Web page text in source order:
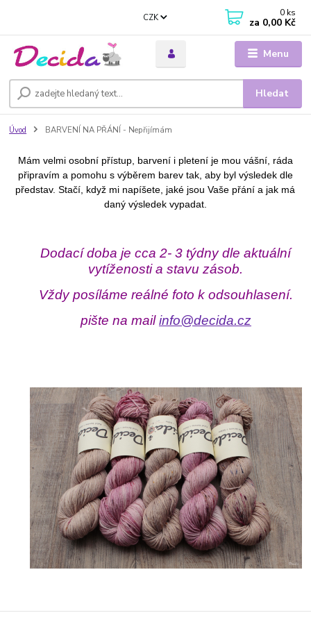
Menu
CZK
Hledat
0 ks
za 0,00 Kč
Úvod BARVENÍ NA PŘÁNÍ - Nepřijímám
Mám velmi osobní přístup, barvení i pletení je mou vášní, ráda
připravím a pomohu s výběrem barev tak, aby byl výsledek dle
představ. Stačí, když mi napíšete, jaké jsou Vaše přání a jak má
daný výsledek vypadat.
Dodací doba je cca 2- 3 týdny dle aktuální
vytíženosti a stavu zásob.
Vždy posíláme reálné foto k odsouhlasení.
pište na mailinfo@decida.cz